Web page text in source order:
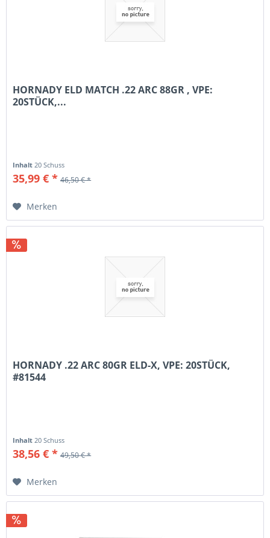
HORNADY ELD MATCH .22 ARC 88GR , VPE:
20STÜCK,...
Inhalt20 Schuss
35,99 € * 46,50 € *
Merken
HORNADY .22 ARC 80GR ELD-X, VPE: 20STÜCK,
#81544
Inhalt 20 Schuss
38,56 € * 49,50 € *
Merken